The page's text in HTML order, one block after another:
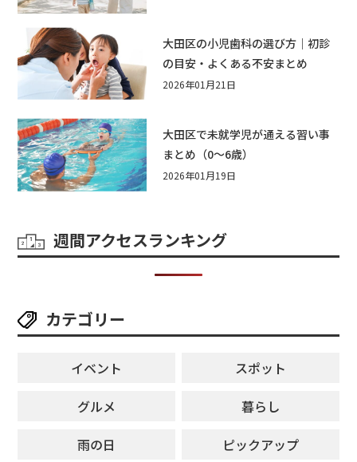
大田区の小児歯科の選び方｜初診
の目安・よくある不安まとめ
2026年01月21日
大田区で未就学児が通える習い事
まとめ（0〜6歳）
2026年01月19日
週間アクセスランキング
カテゴリー
イベント
スポット
グルメ
暮らし
雨の日
ピックアップ